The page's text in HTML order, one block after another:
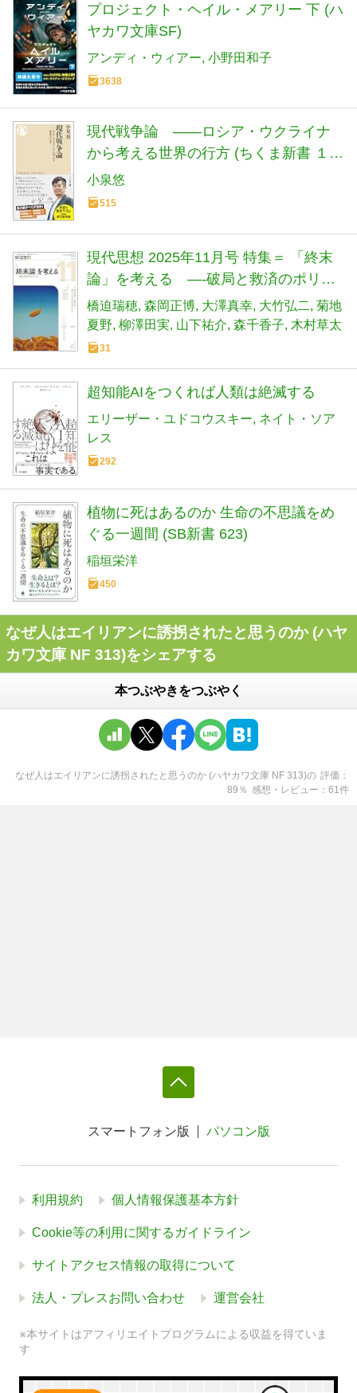
プロジェクト・ヘイル・メアリー 下 (ハ
ヤカワ文庫SF)
アンディ・ウィアー 小野田和子
3638
現代戦争論 ――ロシア・ウクライナ
から考える世界の行方 (ちくま新書 １９
００)
小泉悠
515
現代思想 2025年11月号 特集＝ 「終末
論」を考える ―-破局と救済のポリテ
ィクス―
橋迫瑞穂 森岡正博 大澤真幸 大竹弘二 菊地
夏野 柳澤田実 山下祐介 森千香子 木村草太
31
超知能AIをつくれば人類は絶滅する
エリーザー・ユドコウスキー ネイト・ソア
レス
292
植物に死はあるのか 生命の不思議をめ
ぐる一週間 (SB新書 623)
稲垣栄洋
450
なぜ人はエイリアンに誘拐されたと思うのか (ハヤ
カワ文庫 NF 313)をシェアする
本つぶやきをつぶやく
なぜ人はエイリアンに誘拐されたと思うのか (ハヤカワ文庫 NF 313)の 評価
89 ％ 感想・レビュー 61件
スマートフォン版 パソコン版
利用規約 個人情報保護基本方針
Cookie等の利用に関するガイドライン
サイトアクセス情報の取得について
法人・プレスお問い合わせ 運営会社
※本サイトはアフィリエイトプログラムによる収益を得ていま
す